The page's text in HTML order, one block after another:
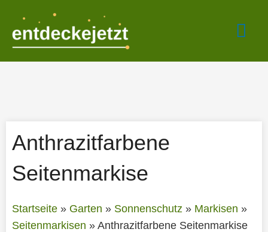
springen
Anthrazitfarbene
Seitenmarkise
Startseite» Garten » Sonnenschutz» Markisen »
Seitenmarkisen » Anthrazitfarbene Seitenmarkise